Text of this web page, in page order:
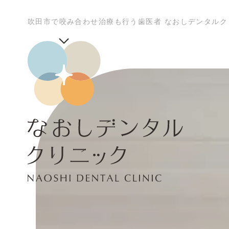
吹田市で咬み合わせ治療も行う歯医者 なおしデンタル